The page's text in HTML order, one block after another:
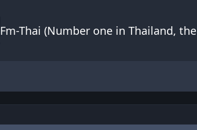
Fm-Thai (Number one in Thailand,